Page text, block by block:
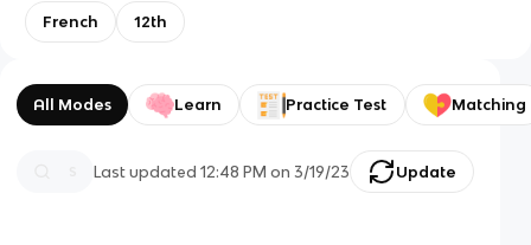
French 12th
All Modes Learn Practice Test Matching
Last updated12:48 PM on 3/19/23 Update